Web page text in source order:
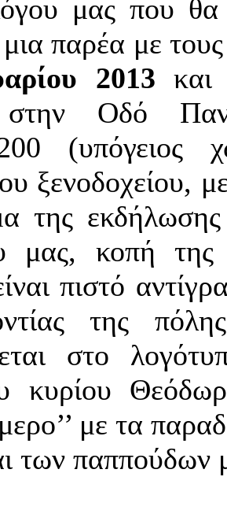
μας που θα
μια παρέα με
2013
Οδό
(υπόγειος
ξενοδοχείου,
της εκδήλωσης
μας, κοπή της
πιστό
της
στο
κυρίου
με τα
των παππούδων